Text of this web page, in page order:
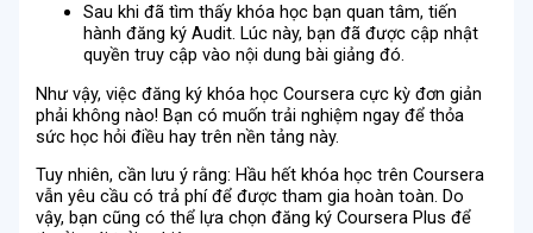
Sau khi đã tìm thấy khóa học bạn quan tâm, tiến
hành đăng ký Audit. Lúc này, bạn đã được cập nhật
quyền truy cập vào nội dung bài giảng đó.
Như vậy, việc đăng ký khóa học Coursera cực kỳ đơn giản
phải không nào! Bạn có muốn trải nghiệm ngay để thỏa
sức học hỏi điều hay trên nền tảng này.
Tuy nhiên, cần lưu ý rằng: Hầu hết khóa học trên Coursera
vẫn yêu cầu có trả phí để được tham gia hoàn toàn. Do
vậy, bạn cũng có thể lựa chọn đăng ký Coursera Plus để